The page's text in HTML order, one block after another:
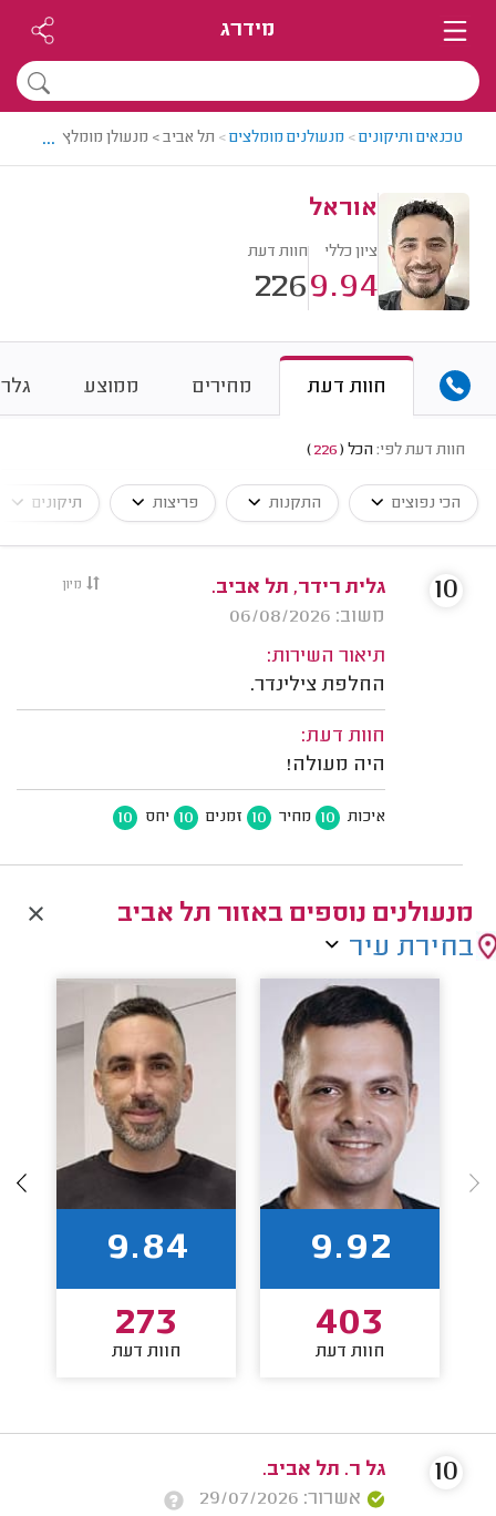
מידרג
טכנאים ותיקונים> מנעולנים מומלצים> תל אביב > מנעולן מומלץ - אוראל
...
אוראל
ציון כללי
9.94
חוות דעת
226
חוות דעת מחירים ממוצע
חוות דעת לפי: הכל (
226
)
הכי נפוצים התקנות פריצות תיקונים
מיון
גלית רידר, תל אביב.
משוב: 06/08/2026
תיאור השירות:
החלפת צילינדר.
חוות דעת:
היה מעולה!
איכות 10 מחיר 10 זמנים 10 יחס 10
10
מנעולנים נוספים באזור תל אביב
בחירת עיר
9.92
403
חוות דעת
9.84
273
חוות דעת
גל ר. תל אביב.
אשרור: 29/07/2026
10